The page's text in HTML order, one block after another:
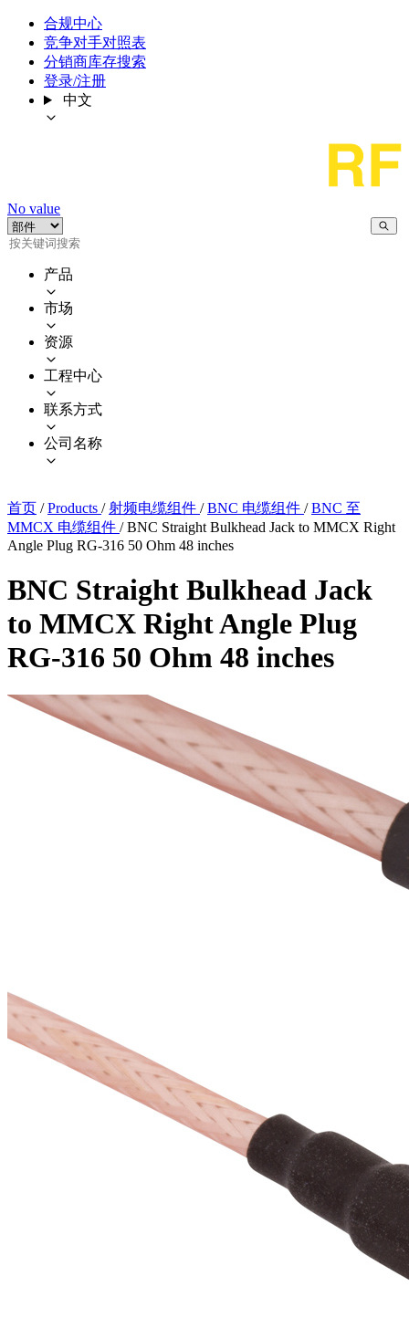
合规中心
竞争对手对照表
分销商库存搜索
登录/注册
中文
No value
产品
市场
资源
工程中心
联系方式
公司名称
首页 / Products / 射频电缆组件 / BNC 电缆组件 / BNC 至
MMCX 电缆组件 / BNC Straight Bulkhead Jack to MMCX Right
Angle Plug RG-316 50 Ohm 48 inches
BNC Straight Bulkhead Jack
to MMCX Right Angle Plug
RG-316 50 Ohm 48 inches